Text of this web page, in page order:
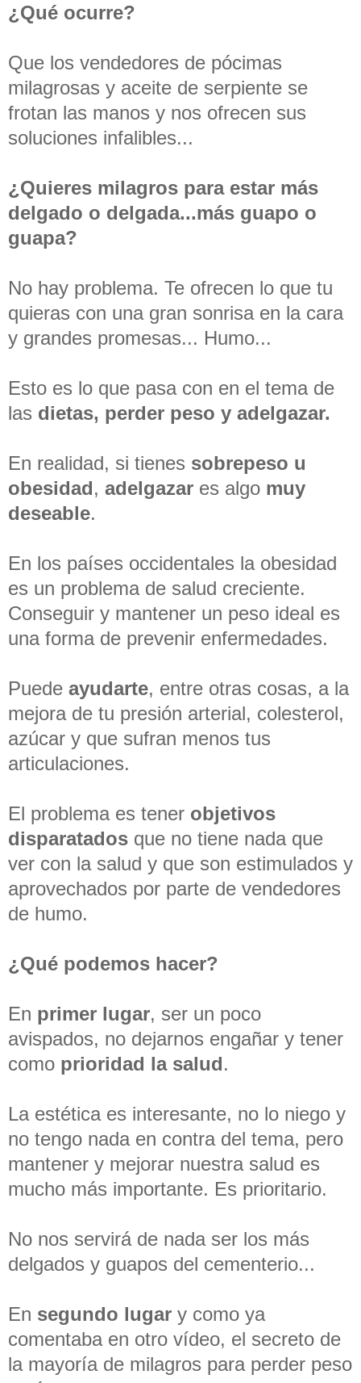
¿Qué ocurre?
Que los vendedores de pócimas
milagrosas y aceite de serpiente se
frotan las manos y nos ofrecen sus
soluciones infalibles...
¿Quieres milagros para estar más
delgado o delgada...más guapo o
guapa?
No hay problema. Te ofrecen lo que tu
quieras con una gran sonrisa en la cara
y grandes promesas... Humo...
Esto es lo que pasa con en el tema de
las dietas, perder peso y adelgazar.
En realidad, si tienes sobrepeso u
obesidad, adelgazar es algo muy
deseable.
En los países occidentales la obesidad
es un problema de salud creciente.
Conseguir y mantener un peso ideal es
una forma de prevenir enfermedades.
Puede ayudarte, entre otras cosas, a la
mejora de tu presión arterial, colesterol,
azúcar y que sufran menos tus
articulaciones.
El problema es tener objetivos
disparatados que no tiene nada que
ver con la salud y que son estimulados y
aprovechados por parte de vendedores
de humo.
¿Qué podemos hacer?
En primer lugar, ser un poco
avispados, no dejarnos engañar y tener
como prioridad la salud.
La estética es interesante, no lo niego y
no tengo nada en contra del tema, pero
mantener y mejorar nuestra salud es
mucho más importante. Es prioritario.
No nos servirá de nada ser los más
delgados y guapos del cementerio...
En segundo lugar y como ya
comentaba en otro vídeo, el secreto de
la mayoría de milagros para perder peso